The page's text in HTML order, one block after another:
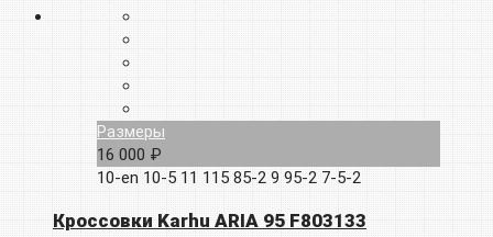
Размеры
16 000 ₽
10-en 10-5 11 115 85-2 9 95-2 7-5-2
Кроссовки Karhu ARIA 95 F803133